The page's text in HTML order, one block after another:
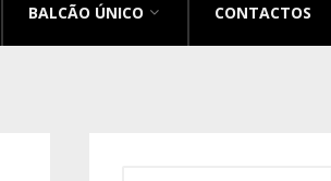
BALCÃO ÚNICO CONTACTOS